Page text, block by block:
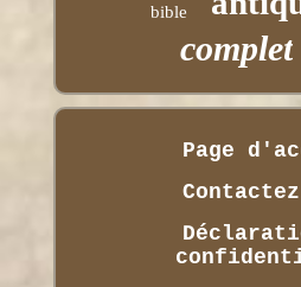
bible
complet
Page